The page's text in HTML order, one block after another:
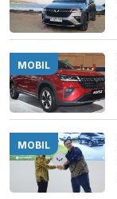
MOBIL
MOBIL